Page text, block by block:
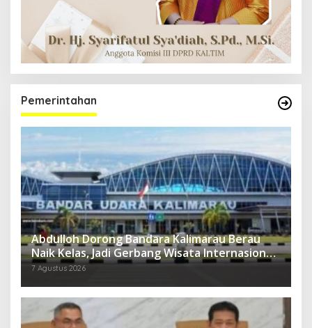
Pemerintahan
Abdulloh Dorong Bandara Kalimarau Berau
Naik Kelas, Jadi Gerbang Wisata Internasional
Kaltim
7 Agustus 2026